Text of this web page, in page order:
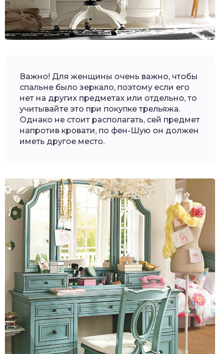
Важно! Для женщины очень важно, чтобы
спальне было зеркало, поэтому если его
нет на других предметах или отдельно, то
учитывайте это при покупке трельяжа.
Однако не стоит располагать, сей предмет
напротив кровати, по фен-Шую он должен
иметь другое место.